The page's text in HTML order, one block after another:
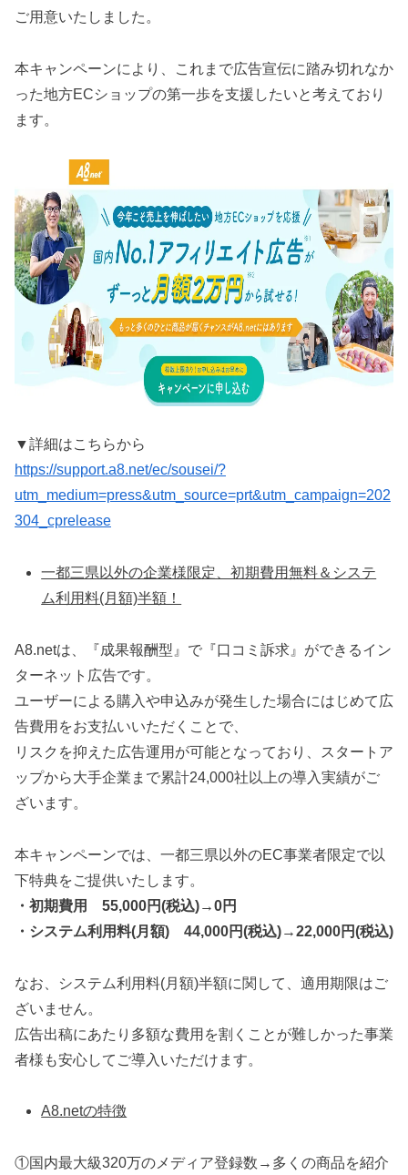
ご用意いたしました。
本キャンペーンにより、これまで広告宣伝に踏み切れなか
った地方ECショップの第一歩を支援したいと考えており
ます。
▼詳細はこちらから
https://support.a8.net/ec/sousei/?
utm_medium=press&utm_source=prt&utm_campaign=202
304_cprelease
一都三県以外の企業様限定、初期費用無料＆システ
ム利用料(月額)半額！
A8.netは、『成果報酬型』で『口コミ訴求』ができるイン
ターネット広告です。
ユーザーによる購⼊や申込みが発⽣した場合にはじめて広
告費用をお支払いいただくことで、
リスクを抑えた広告運用が可能となっており、スタートア
ップから大手企業まで累計24,000社以上の導入実績がご
ざいます。
本キャンペーンでは、一都三県以外のEC事業者限定で以
下特典をご提供いたします。
・初期費用 55,000円(税込)→0円
・システム利用料(月額) 44,000円(税込)→22,000円(税込)
なお、システム利用料(月額)半額に関して、適用期限はご
ざいません。
広告出稿にあたり多額な費用を割くことが難しかった事業
者様も安心してご導入いただけます。
A8.netの特徴
①国内最大級320万のメディア登録数→多くの商品を紹介